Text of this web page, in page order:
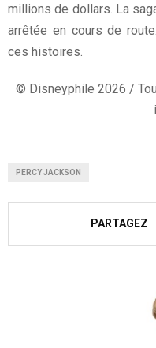
millions de dollars. La
arrêtée en cours de route.
ces histoires.
© Disneyphile 2026 /
PERCY JACKSON
PARTAGEZ